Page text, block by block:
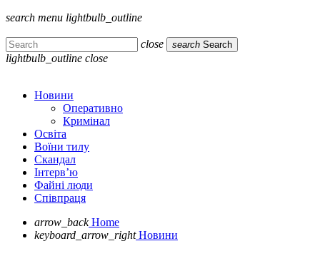
search menu lightbulb_outline
close search Search
lightbulb_outline close
Новини
Оперативно
Кримінал
Освіта
Воїни тилу
Скандал
Інтерв’ю
Файні люди
Співпраця
arrow_back Home
keyboard_arrow_right Новини